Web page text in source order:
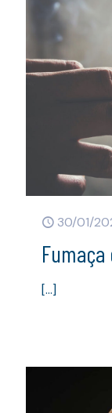
30/01/
[…]